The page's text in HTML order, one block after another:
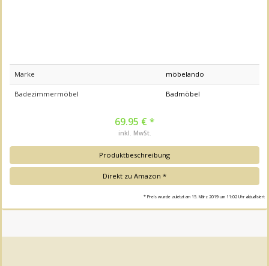
Marke möbelando
Badezimmermöbel Badmöbel
69.95 € *
inkl. MwSt.
Produktbeschreibung
Direkt zu Amazon *
* Preis wurde zuletzt am 15. März 2019 um 11:02 Uhr aktualisiert